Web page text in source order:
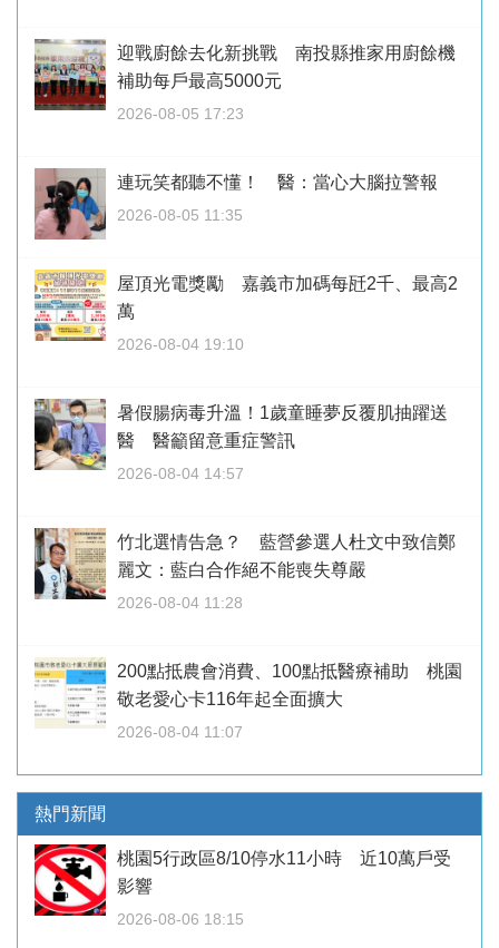
迎戰廚餘去化新挑戰 南投縣推家用廚餘機
補助每戶最高5000元
2026-08-05 17:23
連玩笑都聽不懂！ 醫：當心大腦拉警報
2026-08-05 11:35
屋頂光電獎勵 嘉義市加碼每瓩2千、最高2
萬
2026-08-04 19:10
暑假腸病毒升溫！1歲童睡夢反覆肌抽躍送
醫 醫籲留意重症警訊
2026-08-04 14:57
竹北選情告急？ 藍營參選人杜文中致信鄭
麗文：藍白合作絕不能喪失尊嚴
2026-08-04 11:28
200點抵農會消費、100點抵醫療補助 桃園
敬老愛心卡116年起全面擴大
2026-08-04 11:07
熱門新聞
桃園5行政區8/10停水11小時 近10萬戶受
影響
2026-08-06 18:15